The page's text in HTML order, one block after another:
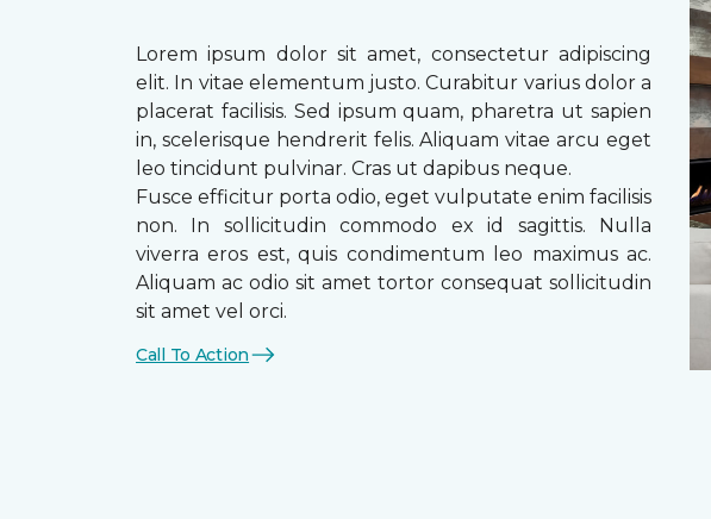
Lorem ipsum dolor sit amet, consectetur adipiscing
elit. In vitae elementum justo. Curabitur varius dolor a
placerat facilisis. Sed ipsum quam, pharetra ut sapien
in, scelerisque hendrerit felis. Aliquam vitae arcu eget
leo tincidunt pulvinar. Cras ut dapibus neque.
Fusce efficitur porta odio, eget vulputate enim facilisis
non. In sollicitudin commodo ex id sagittis. Nulla
viverra eros est, quis condimentum leo maximus ac.
Aliquam ac odio sit amet tortor consequat sollicitudin
sit amet vel orci.
Call To Action